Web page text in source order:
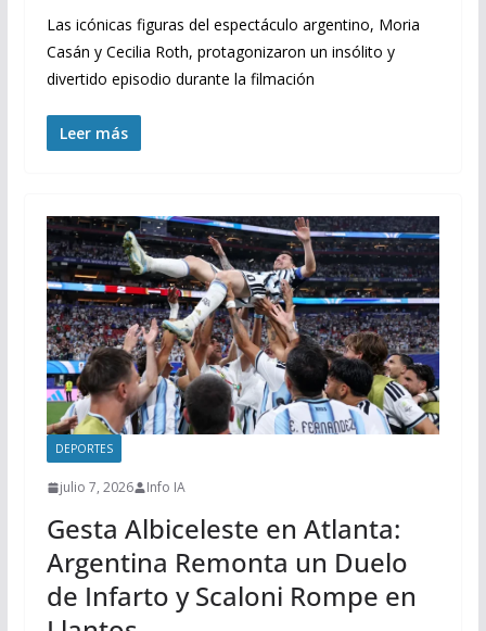
Las icónicas figuras del espectáculo argentino, Moria
Casán y Cecilia Roth, protagonizaron un insólito y
divertido episodio durante la filmación
Leer más
DEPORTES
julio 7, 2026 Info IA
Gesta Albiceleste en Atlanta:
Argentina Remonta un Duelo
de Infarto y Scaloni Rompe en